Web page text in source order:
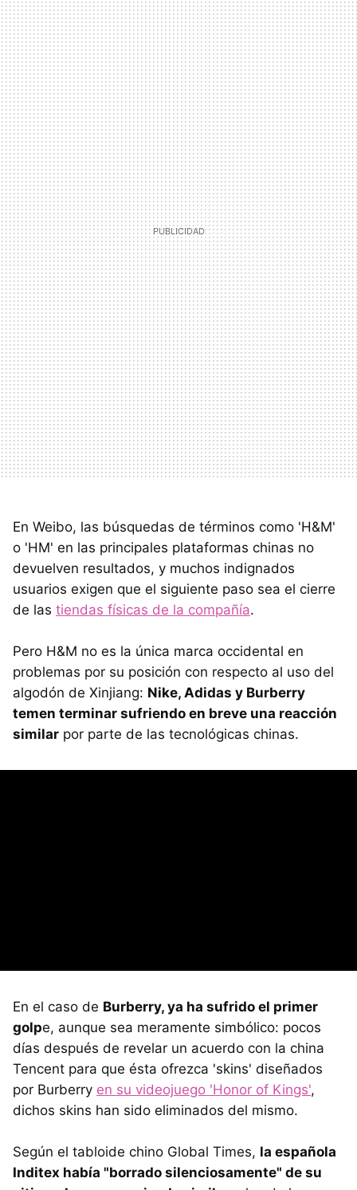
En Weibo, las búsquedas de términos como 'H&M'
o 'HM' en las principales plataformas chinas no
devuelven resultados, y muchos indignados
usuarios exigen que el siguiente paso sea el cierre
de las tiendas físicas de la compañía.
Pero H&M no es la única marca occidental en
problemas por su posición con respecto al uso del
algodón de Xinjiang: Nike, Adidas y Burberry
temen terminar sufriendo en breve una reacción
similar por parte de las tecnológicas chinas.
En el caso de Burberry, ya ha sufrido el primer
golpe, aunque sea meramente simbólico: pocos
días después de revelar un acuerdo con la china
Tencent para que ésta ofrezca 'skins' diseñados
por Burberry en su videojuego 'Honor of Kings',
dichos skins han sido eliminados del mismo.
Según el tabloide chino Global Times, la española
Inditex había "borrado silenciosamente" de su